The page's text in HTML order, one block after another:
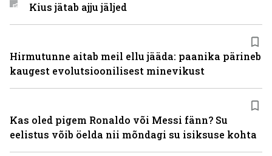
Kius jätab ajju jäljed
Hirmutunne aitab meil ellu jääda: paanika pärineb
kaugest evolutsioonilisest minevikust
Kas oled pigem Ronaldo või Messi fänn? Su
eelistus võib öelda nii mõndagi su isiksuse kohta